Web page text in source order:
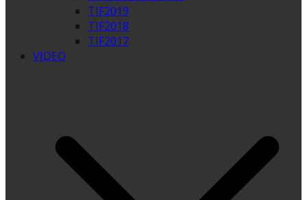
TIF2019
TIF2018
TIF2017
VIDEO